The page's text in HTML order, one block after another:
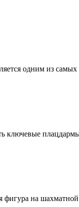
одним из
ключевые
фигура на